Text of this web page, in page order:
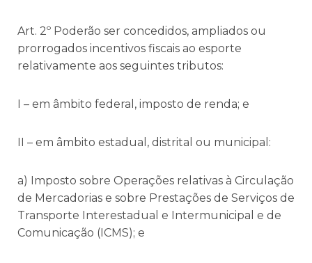
Art. 2º Poderão ser concedidos, ampliados ou
prorrogados incentivos fiscais ao esporte
relativamente aos seguintes tributos:
I – em âmbito federal, imposto de renda; e
II – em âmbito estadual, distrital ou municipal:
a) Imposto sobre Operações relativas à Circulação
de Mercadorias e sobre Prestações de Serviços de
Transporte Interestadual e Intermunicipal e de
Comunicação (ICMS); e